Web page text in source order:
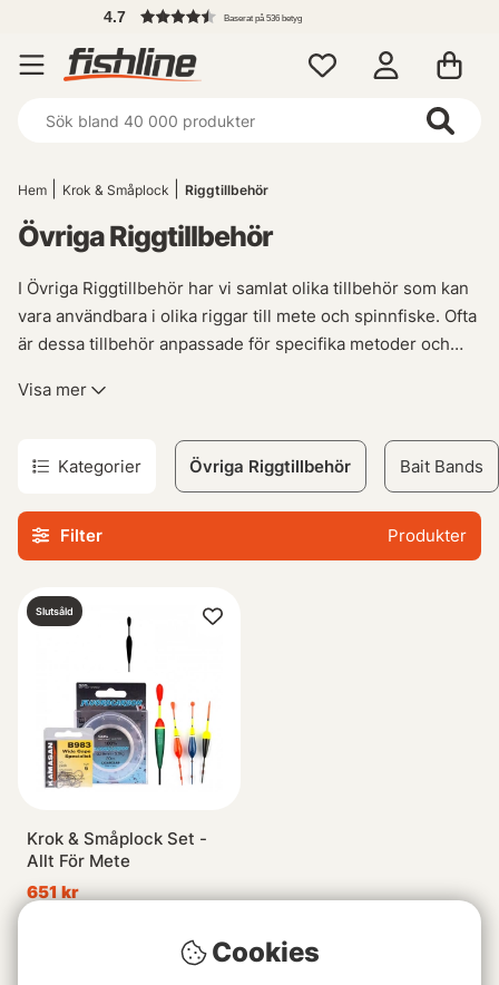
4.7 Baserat på 536 betyg
Hem Krok & Småplock Riggtillbehör
Övriga Riggtillbehör
I Övriga Riggtillbehör har vi samlat olika tillbehör som kan
vara användbara i olika riggar till mete och spinnfiske. Ofta
är dessa tillbehör anpassade för specifika metoder och
kategorier hos oss. Här har vi samlat de små detaljerna
det som gör att fisken väljer just ditt bete.
Visa mer
Kategorier Bait Bands
Övriga Riggtillbehör
Filter Produkter
Slutsåld
Krok & Småplock Set -
Allt För Mete
651 kr
« Föregående123
Cookies